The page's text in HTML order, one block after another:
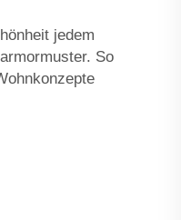
jedem
So